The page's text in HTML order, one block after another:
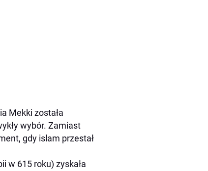
Mekki została
wybór. Zamiast
gdy islam przestał
w 615 roku) zyskała